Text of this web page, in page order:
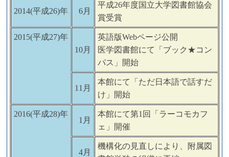
2014(平成26)年 6月
平成26年度国立大学図書館協会
賞受賞
2015(平成27)年
10月
英語版Webページ公開
医学図書館にて「ブック★コン
パス」開始
11月
本館にて「ただ日本語で話すだ
け」開始
2016(平成28)年
1月
本館にて第1回「ラーコモカフ
ェ」開催
4月
機構化の見直しにより、附属図